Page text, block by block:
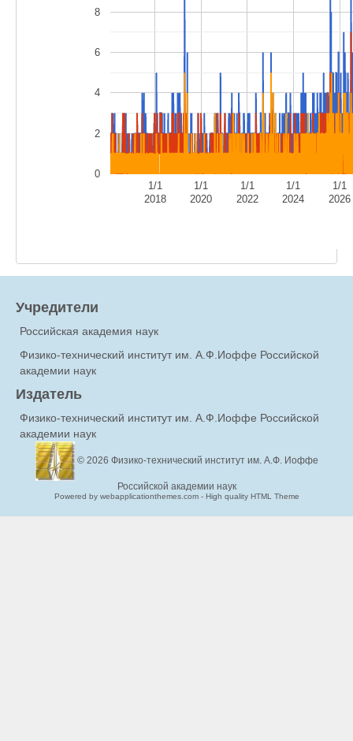
1/1
2018
1/1
2020
1/1
2022
1/1
2024
1/1
2026
0
2
4
6
8
Учредители
Российская академия наук
Физико-технический институт им. А.Ф.Иоффе Российской
академии наук
Издатель
Физико-технический институт им. А.Ф.Иоффе Российской
академии наук
© 2026 Физико-технический институт им. А.Ф. Иоффе
Российской академии наук
Powered by webapplicationthemes.com - High quality HTML Theme